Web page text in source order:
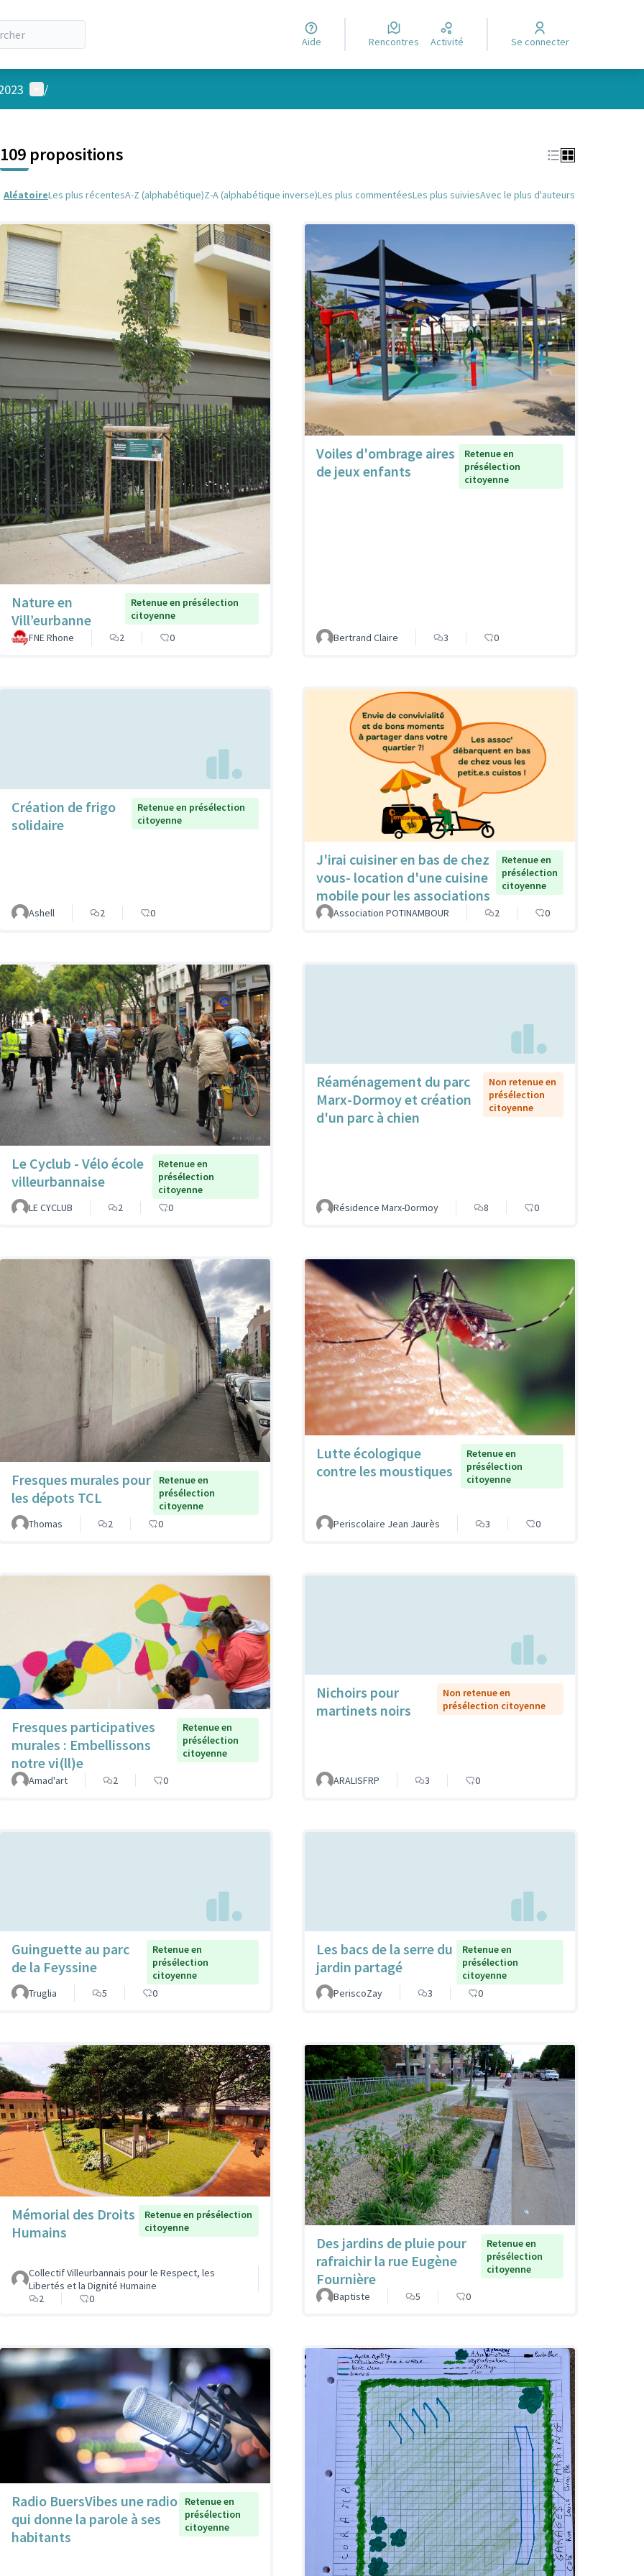
Aide Rencontres Activité Se connecter
Menu utilisateur
/
109 propositions
AléatoireLes plus récentesA-Z (alphabétique)Z-A (alphabétique inverse)Les plus commentéesLes plus suiviesAvec le plus d'auteurs
Nature en
Vill’eurbanne
Retenue en présélection
citoyenne
FNE Rhone
2 0
Voiles d'ombrage aires
de jeux enfants
Retenue en
présélection
citoyenne
Bertrand Claire 3 0
Création de frigo
solidaire
Retenue en présélection
citoyenne
Ashell 2 0
J'irai cuisiner en bas de chez
vous- location d'une cuisine
mobile pour les associations
Retenue en
présélection
citoyenne
Association POTINAMBOUR 2 0
Le Cyclub - Vélo école
villeurbannaise
Retenue en
présélection
citoyenne
LE CYCLUB
2 0
Réaménagement du parc
Marx-Dormoy et création
d'un parc à chien
Non retenue en
présélection
citoyenne
Résidence Marx-Dormoy 8 0
Fresques murales pour
les dépots TCL
Retenue en
présélection
citoyenne
Thomas
2 0
Lutte écologique
contre les moustiques
Retenue en
présélection
citoyenne
Periscolaire Jean Jaurès 3 0
Fresques participatives
murales : Embellissons
notre vi(ll)e
Retenue en
présélection
citoyenne
Amad'art 2 0
Nichoirs pour
martinets noirs
Non retenue en
présélection citoyenne
ARALISFRP 3 0
Guinguette au parc
de la Feyssine
Retenue en
présélection
citoyenne
Truglia
5 0
Les bacs de la serre du
jardin partagé
Retenue en
présélection
citoyenne
PeriscoZay
3 0
Mémorial des Droits
Humains
Retenue en présélection
citoyenne
Collectif Villeurbannais pour le Respect, les
Libertés et la Dignité Humaine
2
0
Des jardins de pluie pour
rafraichir la rue Eugène
Fournière
Retenue en
présélection
citoyenne
Baptiste 5 0
Radio BuersVibes une radio
qui donne la parole à ses
habitants
Retenue en
présélection
citoyenne